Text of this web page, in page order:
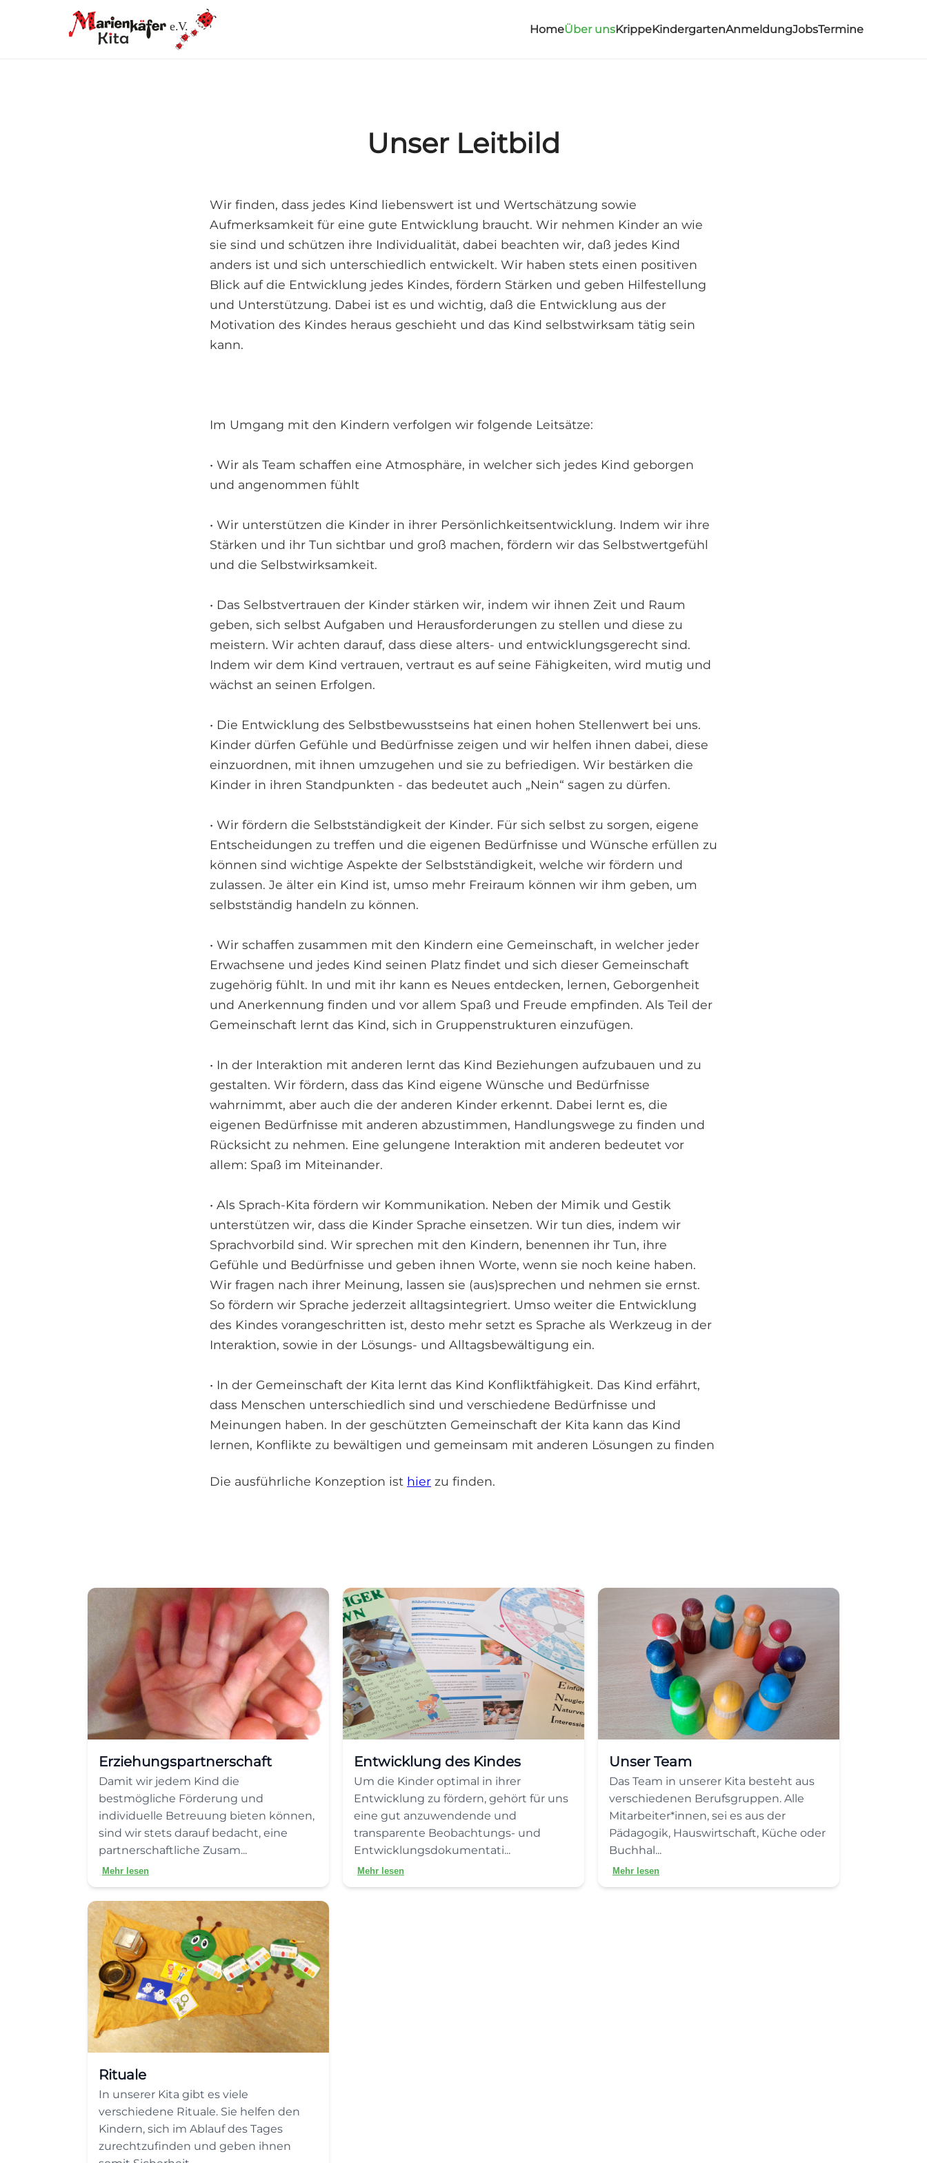
e.V. HomeÜber unsKrippeKindergartenAnmeldungJobsTermine
Unser Leitbild
Wir finden, dass jedes Kind liebenswert ist und Wertschätzung sowie
Aufmerksamkeit für eine gute Entwicklung braucht. Wir nehmen Kinder an wie
sie sind und schützen ihre Individualität, dabei beachten wir, daß jedes Kind
anders ist und sich unterschiedlich entwickelt. Wir haben stets einen positiven
Blick auf die Entwicklung jedes Kindes, fördern Stärken und geben Hilfestellung
und Unterstützung. Dabei ist es und wichtig, daß die Entwicklung aus der
Motivation des Kindes heraus geschieht und das Kind selbstwirksam tätig sein
kann.
Im Umgang mit den Kindern verfolgen wir folgende Leitsätze:
• Wir als Team schaffen eine Atmosphäre, in welcher sich jedes Kind geborgen
und angenommen fühlt
• Wir unterstützen die Kinder in ihrer Persönlichkeitsentwicklung. Indem wir ihre
Stärken und ihr Tun sichtbar und groß machen, fördern wir das Selbstwertgefühl
und die Selbstwirksamkeit.
• Das Selbstvertrauen der Kinder stärken wir, indem wir ihnen Zeit und Raum
geben, sich selbst Aufgaben und Herausforderungen zu stellen und diese zu
meistern. Wir achten darauf, dass diese alters- und entwicklungsgerecht sind.
Indem wir dem Kind vertrauen, vertraut es auf seine Fähigkeiten, wird mutig und
wächst an seinen Erfolgen.
• Die Entwicklung des Selbstbewusstseins hat einen hohen Stellenwert bei uns.
Kinder dürfen Gefühle und Bedürfnisse zeigen und wir helfen ihnen dabei, diese
einzuordnen, mit ihnen umzugehen und sie zu befriedigen. Wir bestärken die
Kinder in ihren Standpunkten - das bedeutet auch „Nein“ sagen zu dürfen.
• Wir fördern die Selbstständigkeit der Kinder. Für sich selbst zu sorgen, eigene
Entscheidungen zu treffen und die eigenen Bedürfnisse und Wünsche erfüllen zu
können sind wichtige Aspekte der Selbstständigkeit, welche wir fördern und
zulassen. Je älter ein Kind ist, umso mehr Freiraum können wir ihm geben, um
selbstständig handeln zu können.
• Wir schaffen zusammen mit den Kindern eine Gemeinschaft, in welcher jeder
Erwachsene und jedes Kind seinen Platz findet und sich dieser Gemeinschaft
zugehörig fühlt. In und mit ihr kann es Neues entdecken, lernen, Geborgenheit
und Anerkennung finden und vor allem Spaß und Freude empfinden. Als Teil der
Gemeinschaft lernt das Kind, sich in Gruppenstrukturen einzufügen.
• In der Interaktion mit anderen lernt das Kind Beziehungen aufzubauen und zu
gestalten. Wir fördern, dass das Kind eigene Wünsche und Bedürfnisse
wahrnimmt, aber auch die der anderen Kinder erkennt. Dabei lernt es, die
eigenen Bedürfnisse mit anderen abzustimmen, Handlungswege zu finden und
Rücksicht zu nehmen. Eine gelungene Interaktion mit anderen bedeutet vor
allem: Spaß im Miteinander.
• Als Sprach-Kita fördern wir Kommunikation. Neben der Mimik und Gestik
unterstützen wir, dass die Kinder Sprache einsetzen. Wir tun dies, indem wir
Sprachvorbild sind. Wir sprechen mit den Kindern, benennen ihr Tun, ihre
Gefühle und Bedürfnisse und geben ihnen Worte, wenn sie noch keine haben.
Wir fragen nach ihrer Meinung, lassen sie (aus)sprechen und nehmen sie ernst.
So fördern wir Sprache jederzeit alltagsintegriert. Umso weiter die Entwicklung
des Kindes vorangeschritten ist, desto mehr setzt es Sprache als Werkzeug in der
Interaktion, sowie in der Lösungs- und Alltagsbewältigung ein.
• In der Gemeinschaft der Kita lernt das Kind Konfliktfähigkeit. Das Kind erfährt,
dass Menschen unterschiedlich sind und verschiedene Bedürfnisse und
Meinungen haben. In der geschützten Gemeinschaft der Kita kann das Kind
lernen, Konflikte zu bewältigen und gemeinsam mit anderen Lösungen zu finden
Die ausführliche Konzeption ist hier zu finden.
Erziehungspartnerschaft
Damit wir jedem Kind die
bestmögliche Förderung und
individuelle Betreuung bieten können,
sind wir stets darauf bedacht, eine
partnerschaftliche Zusam...
Mehr lesen
Entwicklung des Kindes
Um die Kinder optimal in ihrer
Entwicklung zu fördern, gehört für uns
eine gut anzuwendende und
transparente Beobachtungs- und
Entwicklungsdokumentati...
Mehr lesen
Unser Team
Das Team in unserer Kita besteht aus
verschiedenen Berufsgruppen. Alle
Mitarbeiter*innen, sei es aus der
Pädagogik, Hauswirtschaft, Küche oder
Buchhal...
Mehr lesen
Rituale
In unserer Kita gibt es viele
verschiedene Rituale. Sie helfen den
Kindern, sich im Ablauf des Tages
zurechtzufinden und geben ihnen